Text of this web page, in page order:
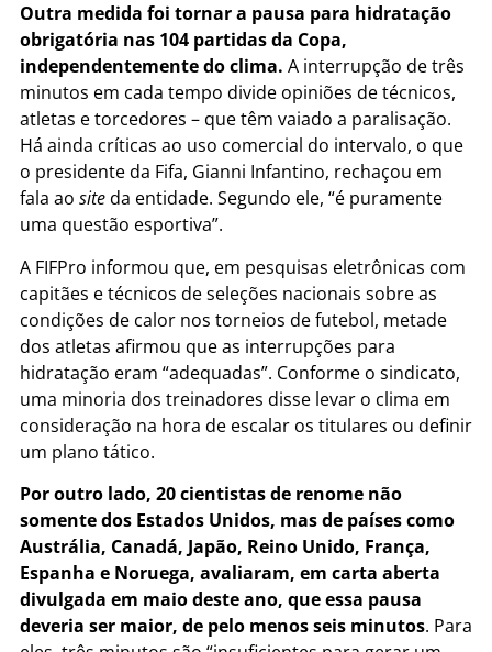
Outra medida foi tornar a pausa para hidratação
obrigatória nas 104 partidas da Copa,
independentemente do clima. A interrupção de três
minutos em cada tempo divide opiniões de técnicos,
atletas e torcedores – que têm vaiado a paralisação.
Há ainda críticas ao uso comercial do intervalo, o que
o presidente da Fifa, Gianni Infantino, rechaçou em
fala ao siteda entidade. Segundo ele, “é puramente
uma questão esportiva”.
A FIFPro informou que, em pesquisas eletrônicas com
capitães e técnicos de seleções nacionais sobre as
condições de calor nos torneios de futebol, metade
dos atletas afirmou que as interrupções para
hidratação eram “adequadas”. Conforme o sindicato,
uma minoria dos treinadores disse levar o clima em
consideração na hora de escalar os titulares ou definir
um plano tático.
Por outro lado, 20 cientistas de renome não
somente dos Estados Unidos, mas de países como
Austrália, Canadá, Japão, Reino Unido, França,
Espanha e Noruega, avaliaram, em carta aberta
divulgada em maio deste ano, que essa pausa
deveria ser maior, de pelo menos seis minutos. Para